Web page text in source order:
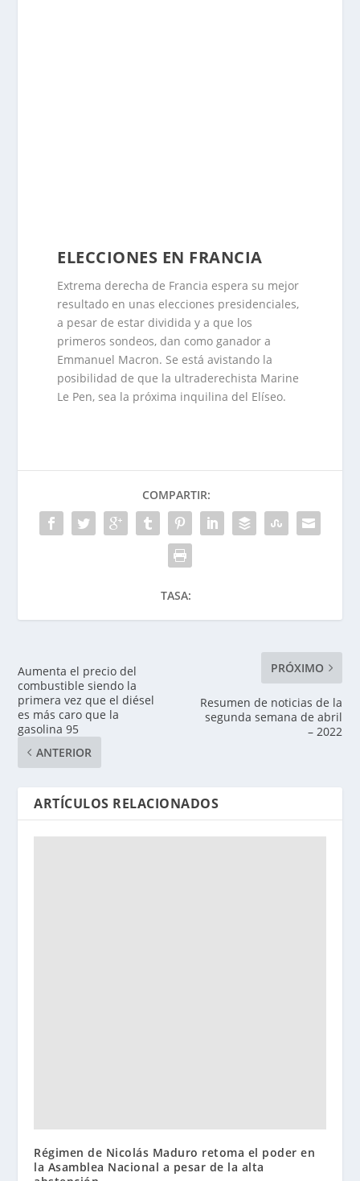
ELECCIONES EN FRANCIA
Extrema derecha de Francia espera su mejor
resultado en unas elecciones presidenciales,
a pesar de estar dividida y a que los
primeros sondeos, dan como ganador a
Emmanuel Macron. Se está avistando la
posibilidad de que la ultraderechista Marine
Le Pen, sea la próxima inquilina del Elíseo.
COMPARTIR:
TASA:
Aumenta el precio del
combustible siendo la
primera vez que el diésel
es más caro que la
gasolina 95
ANTERIOR
PRÓXIMO
Resumen de noticias de la
segunda semana de abril
– 2022
ARTÍCULOS RELACIONADOS
Régimen de Nicolás Maduro retoma el poder en
la Asamblea Nacional a pesar de la alta